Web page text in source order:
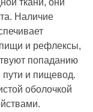
Наличие
и рефлексы,
попаданию
и пищевод.
оболочкой